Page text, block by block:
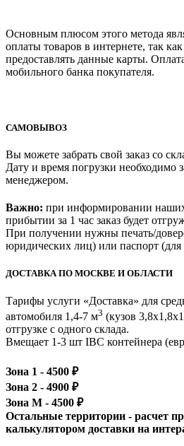
Основным плюсом этого метода
оплаты товаров в интернете, так
предоставлять данные карты.
мобильного банка покупателя.
САМОВЫВОЗ
Вы можете забрать свой заказ со
Дату и время погрузки необходимо
менеджером.
Важно: при информировании
прибытии за 1 час заказ будет
При получении нужны печать/
юридических лиц) или паспорт
ДОСТАВКА ПО МОСКВЕ И ОБЛАСТИ
Тарифы услуги «Доставка» для
автомобиля 1,4-7 м3 (кузов
отгрузке с одного склада.
Вмещает 1-3 шт IBC контейнера
Зона 1 - 4500 ₽
Зона 2 - 4900 ₽
Зона М - 4500 ₽
Остальные территории - расчет
калькулятором доставки на